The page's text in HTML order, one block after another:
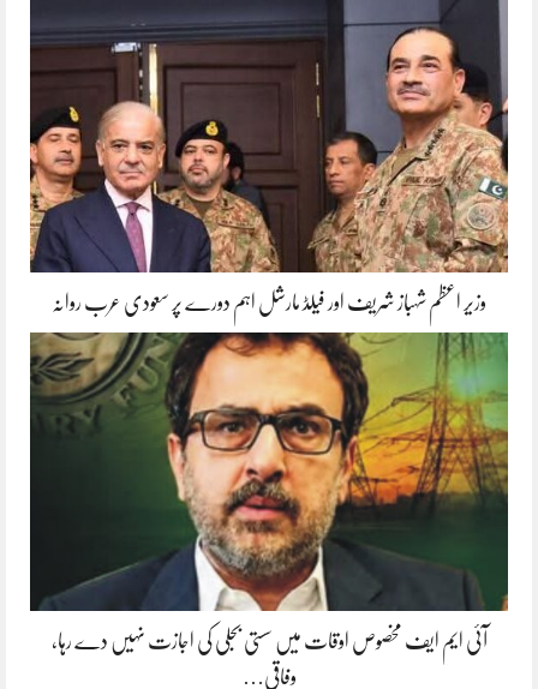
وزیر اعظم شہباز شریف اور فیلڈ مارشل اہم دورے پر سعودی عرب روانہ
آئی ایم ایف مخصوص اوقات میں سستی بجلی کی اجازت نہیں دے رہا،
وفاقی…